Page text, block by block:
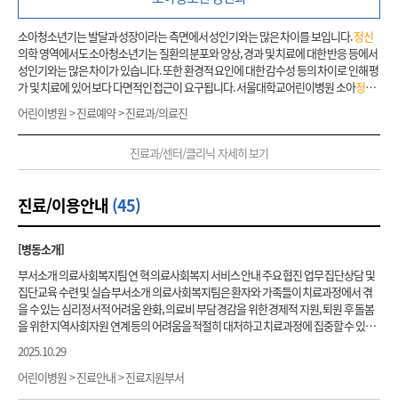
단서 , 장애 진단서 , 교통사고 등 각종 사고의 보상과 관련된 후유장애 진단서 , 법정 감정
서 작성 등에 객관적 자료 및 근거로 활용되고 있습니다 . 심리평가와 함께 다양한 치료
프로그램을 운영하여 아동 및 부모님의 소아청소년기 정신장애의 이해 및 치료를 돕고
있습니다 . 치료 프로그램은 주로 집단으로 이루어지는데 , 대표적인 치료적 활동은 주의
력결핍과잉운동장애 (ADHD) 아동을 대상으로 한 주의력 향상 훈련 프로그램 , 또래관계
에 어려움이 있는 아동을 대상으로 하는 사회성 훈련 프로그램 및 부모 교육 프로그램입
니다 . 심리학습평가실은 소아 ・ 청소년기에 경험할 수 있는 다양한 문제들에 대한 이해
및 치료를 돕기 위해 새로운 연구 및 치료 영역을 끊임없이 개척해 나가고 있습니다 . 아
동 및 부모님께 더욱 가까이 있는 심리학습평가실이 될 수 있도록 최선의 노력을 다하겠
습니다 .
소아청소년기는 발달과 성장이라는 측면에서 성인기와는 많은 차이를 보입니다.정신
의학 영역에서도 소아청소년기는 질환의 분포와 양상, 경과 및 치료에 대한 반응 등에서
성인기와는 많은 차이가 있습니다. 또한 환경적 요인에 대한 감수성 등의 차이로 인해 평
가 및 치료에 있어 보다 다면적인 접근이 요구됩니다. 서울대학교어린이병원 소아정신
과 는 1980년 소아 정신 분과로 독립한 이래 소아청소년
교육, 연구 및 진료 체계를 갖추고 있습니다. 소아를 담당하는 5명의 교수진 및 6명의 임
상강사, 전공의, 간호사, 임상심리사, 사회복지사, 언어치료사, 특수교사 등 다양한 영역
의 최고 전문 인력들이 다면적이고, 통합적인 평가 및 치료를 제공합니다. 우울증, 자폐
증, 주의력결핍-과잉행동장애, 틱 장애, 학습장애, 언어장애 등 다양한 소아청소년정신
등의 다양한 치료 기법과 함께 발달 장애 아동을 위한 특수교육을 포함한 여러 치료 프로
그램을 시행하고 있습니다. 특히 입원이 필요한 소아청소년 환자를 대상으로 독립적인
제공하고 있으며, 의료사회복지팀과의 긴밀한 협조를 통해 퇴원 후 장기적인 지역 재활
에도 힘쓰고 있습니다. 서울대학교어린이병원 소아정신과는 소아청소년정신건강의
생물-정신-사회적 측면을 모두 아우르며, 교육, 연구 및 진료에 있어 국내뿐 아니라 세계
일류가 되기 위해 앞으로도 최선의 노력을 다할 것입니다. 1. 주요 질환명 주의력결핍장
애, 자폐스펙트럼, 기타발달장애, 조현병, 품행장애, 틱장애, 투렛증후군, 기분장애, 조
위험, 기분조절문제, 우울증 클리닉 언어지연, 신체질환상담, 사회성장애, 학교부적응,
청소년갈등 2.예약 전 유의사항 진료예약 시 교수님별 전공분야 확인 후 예약 바랍니다.
어린이병원 > 진료예약 > 진료과/의료진
진료과/센터/클리닉 자세히 보기
진료/이용안내 (45)
[병동소개]
부서소개 의료사회복지팀 연 혁 의료사회복지 서비스 안내 주요 협진 업무 집단상담 및
집단교육 수련 및 실습 부서소개 의료사회복지팀은 환자와 가족들이 치료과정에서 겪
을 수 있는 심리정서적 어려움 완화, 의료비 부담 경감을 위한 경제적 지원, 퇴원 후 돌봄
을 위한 지역사회자원 연계 등의 어려움을 적절히 대처하고 치료과정에 집중할 수 있도
를 두도록 되어 있습니다. 서울대학교병원 의료사회복지팀에는 의료법 시행규칙 제38
조 2항의 6 의거한 의료사회복지사 또는정신
2025.10.29
어린이병원 > 진료안내 > 진료지원부서